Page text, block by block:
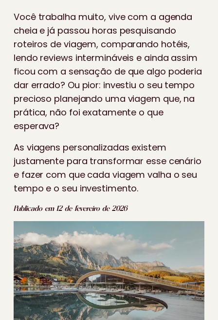
Você trabalha muito, vive com a agenda
cheia e já passou horas pesquisando
roteiros de viagem, comparando hotéis,
lendo reviews intermináveis e ainda assim
ficou com a sensação de que algo poderia
dar errado? Ou pior: investiu o seu tempo
precioso planejando uma viagem que, na
prática, não foi exatamente o que
esperava?
As viagens personalizadas existem
justamente para transformar esse cenário
e fazer com que cada viagem valha o seu
tempo e o seu investimento.
Publicado em 12 de fevereiro de 2026